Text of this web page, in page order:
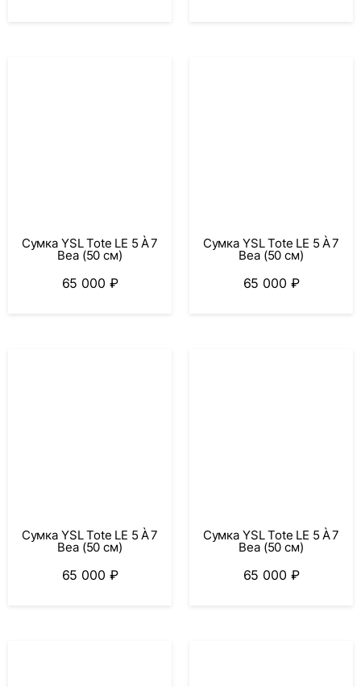
Сумка YSL Tote LE 5 À 7
Bea (50 см)
65 000 ₽
Сумка YSL Tote LE 5 À 7
Bea (50 см)
65 000 ₽
Сумка YSL Tote LE 5 À 7
Bea (50 см)
65 000 ₽
Сумка YSL Tote LE 5 À 7
Bea (50 см)
65 000 ₽